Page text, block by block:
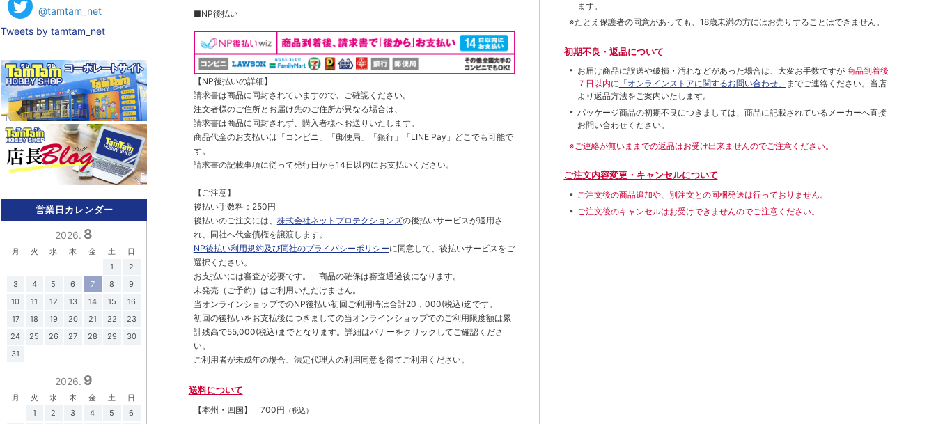
■NP後払い
【NP後払いの詳細】
請求書は商品に同封されていますので、ご確認ください。
注文者様のご住所とお届け先のご住所が異なる場合は、
請求書は商品に同封されず、購入者様へお送りいたします。
商品代金のお支払いは「コンビニ」「郵便局」「銀行」「LINE Pay」どこでも可能で
す。
請求書の記載事項に従って発行日から14日以内にお支払いください。
【ご注意】
後払い手数料：250円
後払いのご注文には、 株式会社ネットプロテクションズの後払いサービスが適用さ
れ、同社へ代金債権を譲渡します。
NP後払い利用規約及び同社のプライバシーポリシーに同意して、後払いサービスをご
選択ください。
お支払いには審査が必要です。 商品の確保は審査通過後になります。
未発売（ご予約）はご利用いただけません。
当オンラインショップでのNP後払い初回ご利用時は合計20，000(税込)迄です。
初回の後払いをお支払後につきましての当オンラインショップでのご利用限度額は累
計残高で55,000(税込)までとなります。詳細はバナーをクリックしてご確認くださ
い。
ご利用者が未成年の場合、法定代理人の利用同意を得てご利用ください。
送料について
【本州・四国】 700円 （税込）
ます。
※たとえ保護者の同意があっても、18歳未満の方にはお売りすることはできません。
初期不良・返品について
お届け商品に誤送や破損・汚れなどがあった場合は、大変お手数ですが 商品到着後
７日以内に 「オンラインストアに関するお問い合わせ」 までご連絡ください。当店
より返品方法をご案内いたします。
パッケージ商品の初期不良につきましては、商品に記載されているメーカーへ直接
お問い合わせください。
※ご連絡が無いままでの返品はお受け出来ませんのでご注意ください。
ご注文内容変更・キャンセルについて
ご注文後の商品追加や、別注文との同梱発送は行っておりません。
ご注文後のキャンセルはお受けできませんのでご注意ください。
@tamtam_net
Tweets by tamtam_net
営業日カレンダー
2026. 8
月 火 水 木 金 土
日
1
2
3
4 5 6 7 8
9
10
11 12 13 14 15
16
17
18 19 20 21 22
23
24
25 26 27 28 29
30
31
2026. 9
月 火 水 木 金 土
日
1
2 3 4 5
6